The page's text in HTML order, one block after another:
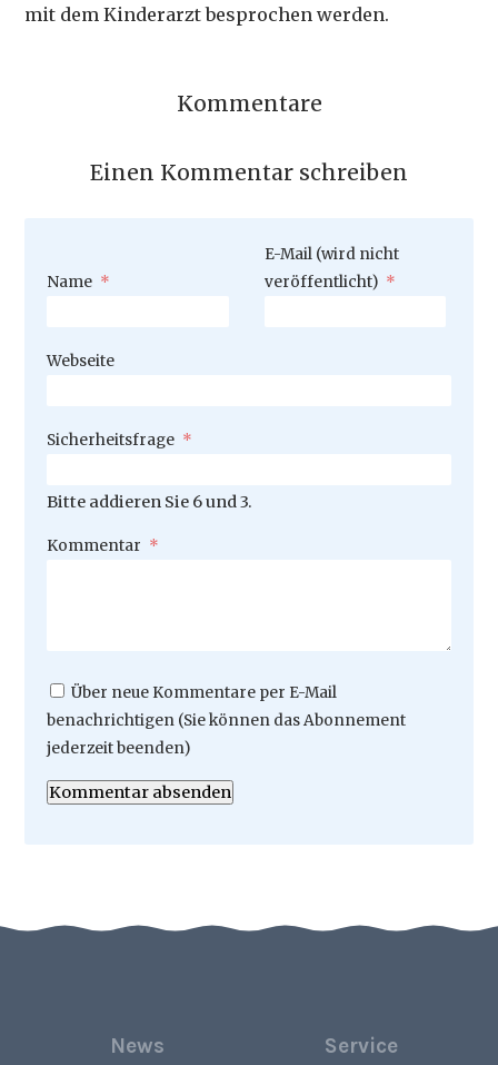
mit dem Kinderarzt besprochen werden.
Kommentare
Einen Kommentar schreiben
Pflichtfeld
Name *
Pflichtfeld
E-Mail (wird nicht
veröffentlicht) *
Webseite
Pflichtfeld
Sicherheitsfrage *
Bitte addieren Sie 6 und 3.
Pflichtfeld
Kommentar *
Über neue Kommentare per E-Mail
benachrichtigen (Sie können das Abonnement
jederzeit beenden)
Kommentar absenden
News Service